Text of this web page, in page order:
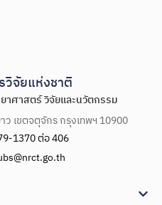
วิจัยแห่งชาติ
าศาสตร์ วิจัยและนวัตกรรม
เขตจตุจักร กรุงเทพฯ 10900
1370 ต่อ 406